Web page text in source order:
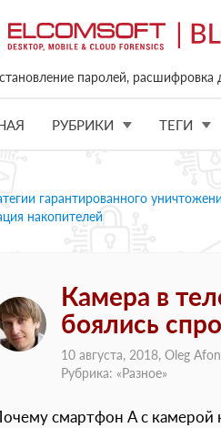
паролей,
РУБРИКИ ТЕГИ
гарантированного
накопителей
Камера в
боялись
10 августа, 2018, Oleg
Рубрика: «Разное»
смартфон А с камерой